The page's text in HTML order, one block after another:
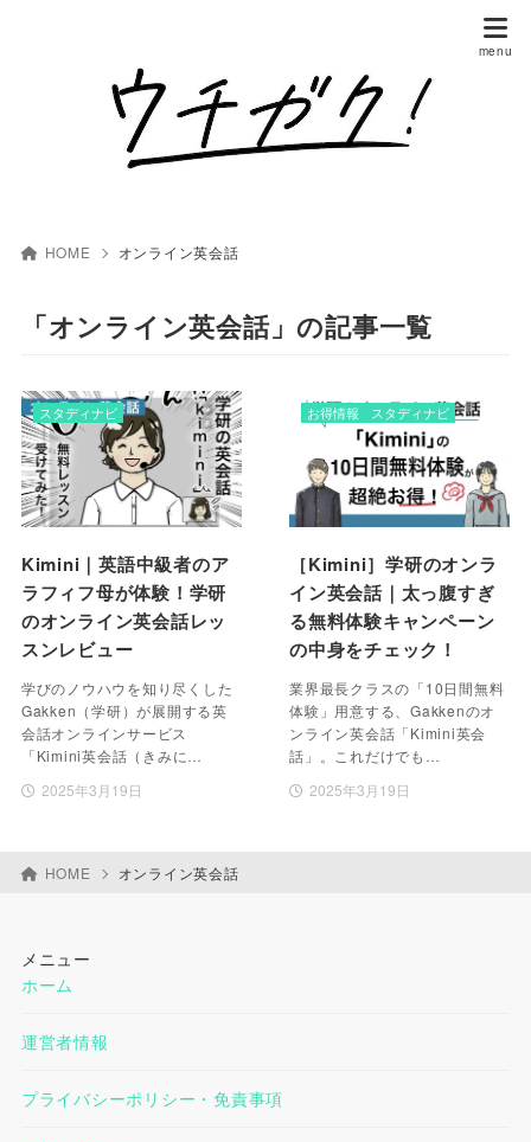
HOME オンライン英会話
「オンライン英会話」の記事一覧
Kimini｜英語中級者のア
ラフィフ母が体験！学研
のオンライン英会話レッ
スンレビュー
学びのノウハウを知り尽くした
Gakken（学研）が展開する英
会話オンラインサービス
「Kimini英会話（きみに…
2025年3月19日
スタディナビ
［Kimini］学研のオンラ
イン英会話｜太っ腹すぎ
る無料体験キャンペーン
の中身をチェック！
業界最長クラスの「10日間無料
体験」用意する、Gakkenのオ
ンライン英会話「Kimini英会
話」。これだけでも…
2025年3月19日
お得情報 スタディナビ
HOME オンライン英会話
メニュー
ホーム
運営者情報
プライバシーポリシー・免責事項